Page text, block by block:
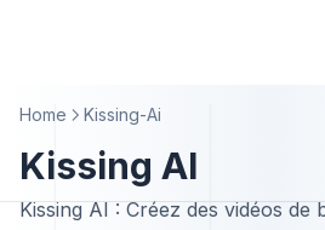
Home Kissing-Ai
Kissing AI
Kissing AI : Créez des vidéos de